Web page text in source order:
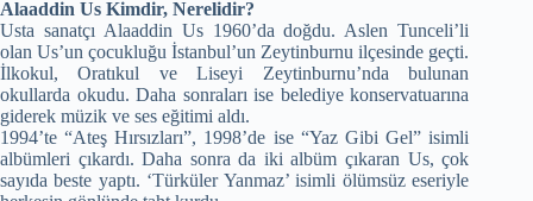
Alaaddin Us Kimdir, Nerelidir?
Usta sanatçı Alaaddin Us 1960’da doğdu. Aslen Tunceli’li
olan Us’un çocukluğu İstanbul’un Zeytinburnu ilçesinde geçti.
İlkokul, Oratıkul ve Liseyi Zeytinburnu’nda bulunan
okullarda okudu. Daha sonraları ise belediye konservatuarına
giderek müzik ve ses eğitimi aldı.
1994’te “Ateş Hırsızları”, 1998’de ise “Yaz Gibi Gel” isimli
albümleri çıkardı. Daha sonra da iki albüm çıkaran Us, çok
sayıda beste yaptı. ‘Türküler Yanmaz’ isimli ölümsüz eseriyle